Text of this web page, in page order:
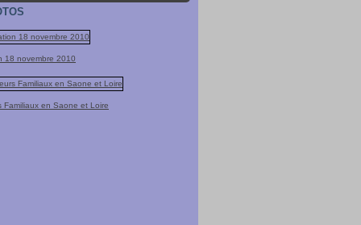
18 novembre 2010
Familiaux en Saone et Loire